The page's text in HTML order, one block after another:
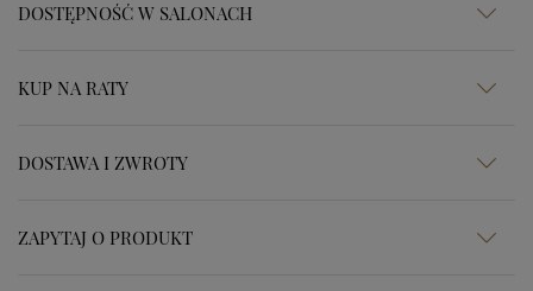
DOSTĘPNOŚĆ W SALONACH
KUP NA RATY
DOSTAWA I ZWROTY
ZAPYTAJ O PRODUKT